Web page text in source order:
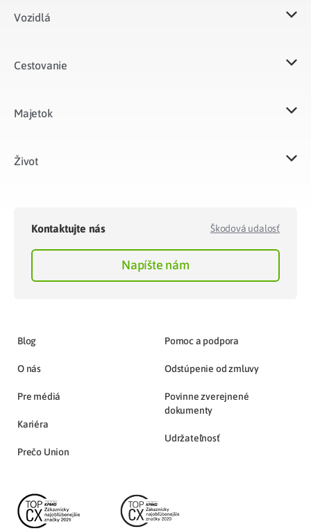
Vozidlá​
Cestovanie
Majetok​
Život​
Kontaktujte nás Škodová udalosť
Napíšte nám
Blog
O nás
Pre médiá
Kariéra
Prečo Union
Pomoc a podpora
Odstúpenie od zmluvy
Povinne zverejnené
dokumenty
Udržateľnosť